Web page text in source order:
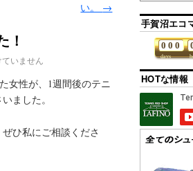
い。 →
！
いません
女性が、1週間後のテニ
ました。
ひ私にご相談くださ
手賀沼エコ
days
0 0 0
HOTな情報